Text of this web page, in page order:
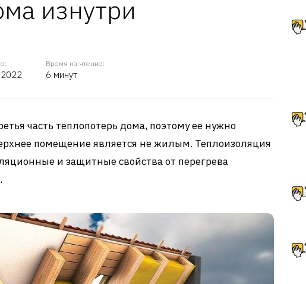
изнутри
Время на чтение:
6 минут
часть теплопотерь дома, поэтому ее нужно
помещение является не жилым. Теплоизоляция
и защитные свойства от перегрева